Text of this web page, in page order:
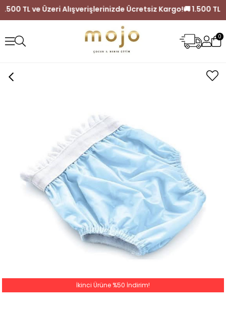
🚚 1.500 TL ve Üzeri Alışverişlerinizde Ücretsiz Kargo!🚚
0
İkinci Ürüne %50 İndirim!